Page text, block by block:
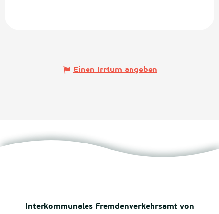
Einen Irrtum angeben
Interkommunales Fremdenverkehrsamt von